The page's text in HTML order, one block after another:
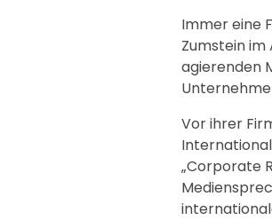
Immer eine
Zumstein
agierenden
Vor ihrer
„Corporate